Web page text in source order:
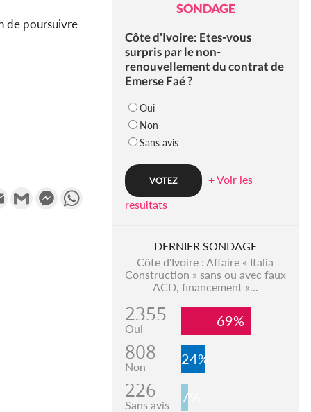
de poursuivre
Email Gmail MessengerWhatsApp
SONDAGE
Côte d'Ivoire: Etes-vous
surpris par le non-
renouvellement du contrat de
Emerse Faé ?
Oui
Non
Sans avis
+ Voir les
resultats
DERNIER SONDAGE
Côte d'Ivoire : Affaire « Italia
Construction » sans ou avec faux
ACD, financement «...
2355
Oui 69%
808
Non 24%
226
Sans avis 7%